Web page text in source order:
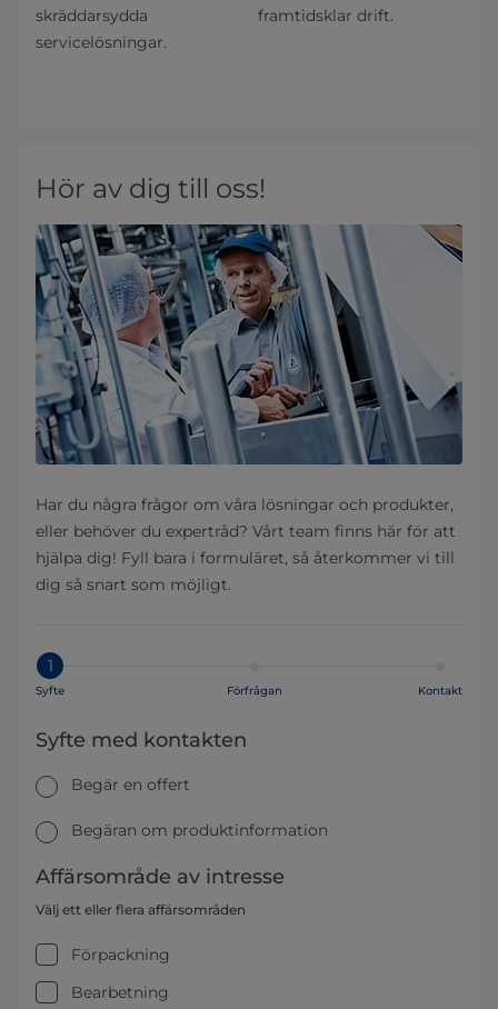
skräddarsydda
servicelösningar.
framtidsklar drift.
Hör av dig till oss!
Har du några frågor om våra lösningar och produkter,
eller behöver du expertråd? Vårt team finns här för att
hjälpa dig! Fyll bara i formuläret, så återkommer vi till
dig så snart som möjligt.
1
Syfte Förfrågan Kontakt
Syfte med kontakten
Begär en offert
Begäran om produktinformation
Affärsområde av intresse
Välj ett eller flera affärsområden
Förpackning
Bearbetning